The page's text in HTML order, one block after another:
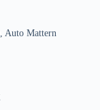
Auto Mattern